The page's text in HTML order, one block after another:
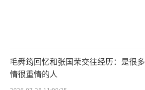
毛舜筠回忆和张国荣交往经历：是很多
情很重情的人